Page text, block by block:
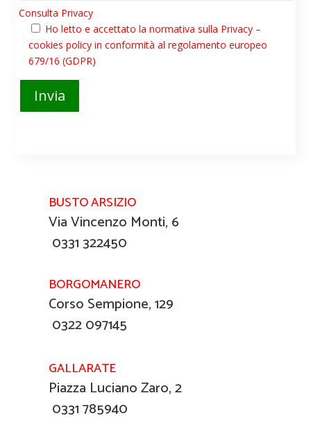
Consulta Privacy
Ho letto e accettato la normativa sulla Privacy –
cookies policy in conformità al regolamento europeo
679/16 (GDPR)
Invia
BUSTO ARSIZIO
Via Vincenzo Monti, 6
0331 322450
BORGOMANERO
Corso Sempione, 129
0322 097145
GALLARATE
Piazza Luciano Zaro, 2
0331 785940